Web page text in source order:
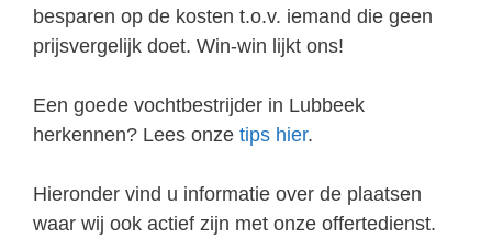
besparen op de kosten t.o.v. iemand die geen
prijsvergelijk doet. Win-win lijkt ons!
Een goede vochtbestrijder in Lubbeek
herkennen? Lees onze tips hier.
Hieronder vind u informatie over de plaatsen
waar wij ook actief zijn met onze offertedienst.